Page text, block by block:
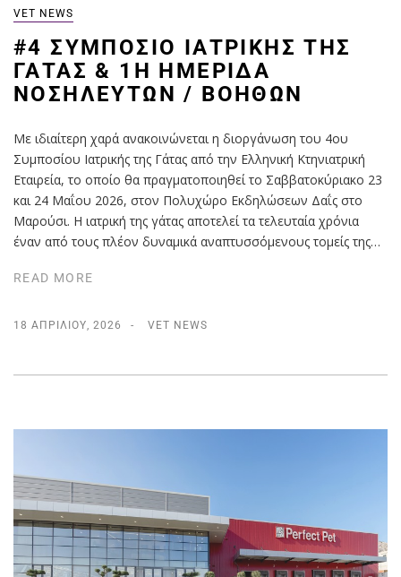
VET NEWS
#4 ΣΥΜΠΌΣΙΟ ΙΑΤΡΙΚΉΣ ΤΗΣ
ΓΆΤΑΣ & 1Η ΗΜΕΡΊΔΑ
ΝΟΣΗΛΕΥΤΏΝ / ΒΟΗΘΏΝ
Με ιδιαίτερη χαρά ανακοινώνεται η διοργάνωση του 4ου
Συμποσίου Ιατρικής της Γάτας από την Ελληνική Κτηνιατρική
Εταιρεία, το οποίο θα πραγματοποιηθεί το Σαββατοκύριακο 23
και 24 Μαΐου 2026, στον Πολυχώρο Εκδηλώσεων Δαΐς στο
Μαρούσι. Η ιατρική της γάτας αποτελεί τα τελευταία χρόνια
έναν από τους πλέον δυναμικά αναπτυσσόμενους τομείς της…
READ MORE
18 ΑΠΡΙΛΊΟΥ, 2026 VET NEWS